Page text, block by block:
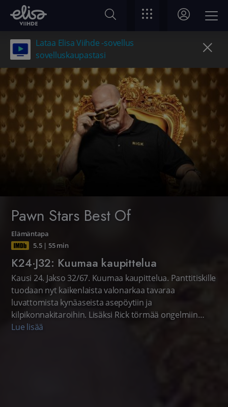
Lataa Elisa Viihde -sovellus
sovelluskaupastasi
Pawn Stars Best Of
Elämäntapa
5.5| 55 min
K24·J32: Kuumaa kaupittelua
Kausi 24. Jakso 32/67. Kuumaa kaupittelua. Panttitiskille
tuodaan nyt kaikenlaista valonarkaa tavaraa
luvattomista kynäaseista asepöytiin ja
kilpikonnakitaroihin. Lisäksi Rick törmää ongelmiin
ostettuaan muinaiskolikon, joka saattaakin olla
Lue lisää